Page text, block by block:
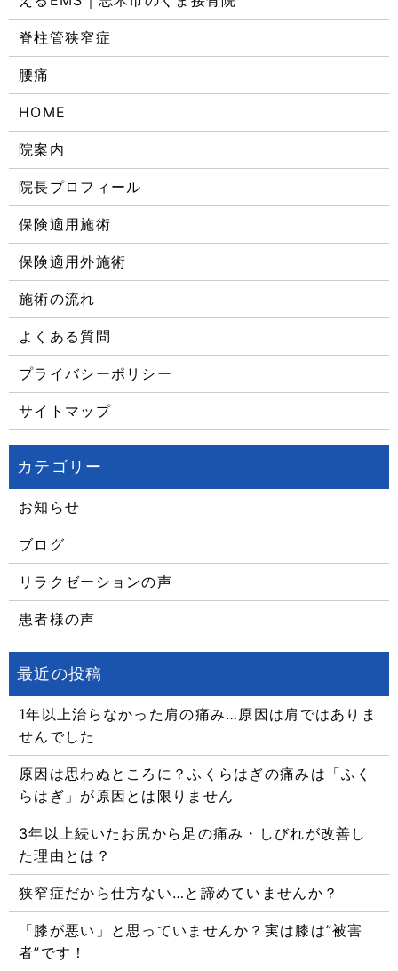
脊柱管狭窄症
腰痛
HOME
院案内
院長プロフィール
保険適用施術
保険適用外施術
施術の流れ
よくある質問
プライバシーポリシー
サイトマップ
お知らせ
ブログ
リラクゼーションの声
患者様の声
1年以上治らなかった肩の痛み…原因は肩ではありま
せんでした
原因は思わぬところに？ふくらはぎの痛みは「ふく
らはぎ」が原因とは限りません
3年以上続いたお尻から足の痛み・しびれが改善し
た理由とは？
狭窄症だから仕方ない…と諦めていませんか？
「膝が悪い」と思っていませんか？実は膝は”被害
者”です！